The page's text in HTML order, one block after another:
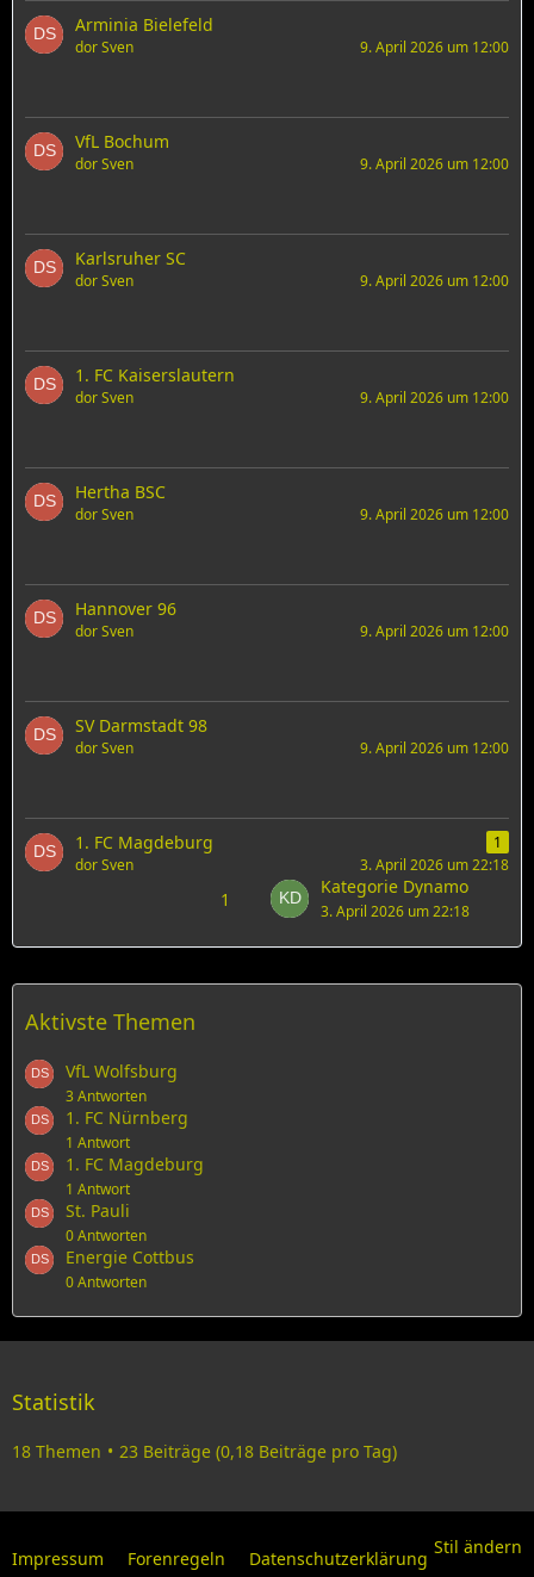
Arminia Bielefeld
dor Sven 9. April 2026 um 12:00
VfL Bochum
dor Sven 9. April 2026 um 12:00
Karlsruher SC
dor Sven 9. April 2026 um 12:00
1. FC Kaiserslautern
dor Sven 9. April 2026 um 12:00
Hertha BSC
dor Sven 9. April 2026 um 12:00
Hannover 96
dor Sven 9. April 2026 um 12:00
SV Darmstadt 98
dor Sven 9. April 2026 um 12:00
1. FC Magdeburg
1
dor Sven
3. April 2026 um 22:18
1
Kategorie Dynamo
3. April 2026 um 22:18
Aktivste Themen
VfL Wolfsburg
3 Antworten
1. FC Nürnberg
1 Antwort
1. FC Magdeburg
1 Antwort
St. Pauli
0 Antworten
Energie Cottbus
0 Antworten
Statistik
18 Themen 23 Beiträge (0,18 Beiträge pro Tag)
Stil ändern
Impressum Forenregeln Datenschutzerklärung